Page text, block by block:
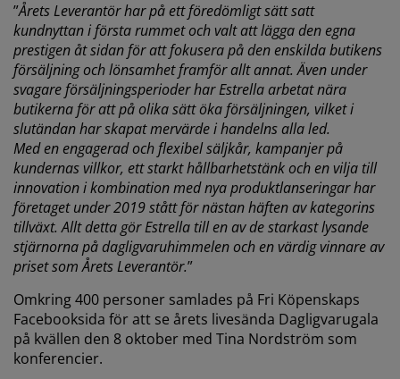
”Årets Leverantör har på ett föredömligt sätt satt
kundnyttan i första rummet och valt att lägga den egna
prestigen åt sidan för att fokusera på den enskilda butikens
försäljning och lönsamhet framför allt annat. Även under
svagare försäljningsperioder har Estrella arbetat nära
butikerna för att på olika sätt öka försäljningen, vilket i
slutändan har skapat mervärde i handelns alla led.
Med en engagerad och flexibel säljkår, kampanjer på
kundernas villkor, ett starkt hållbarhetstänk och en vilja till
innovation i kombination med nya produktlanseringar har
företaget under 2019 stått för nästan häften av kategorins
tillväxt. Allt detta gör Estrella till en av de starkast lysande
stjärnorna på dagligvaruhimmelen och en värdig vinnare av
priset som Årets Leverantör.”
Omkring 400 personer samlades på Fri Köpenskaps
Facebooksida för att se årets livesända Dagligvarugala
på kvällen den 8 oktober med Tina Nordström som
konferencier.